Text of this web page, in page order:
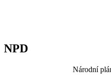
NPD
Národní